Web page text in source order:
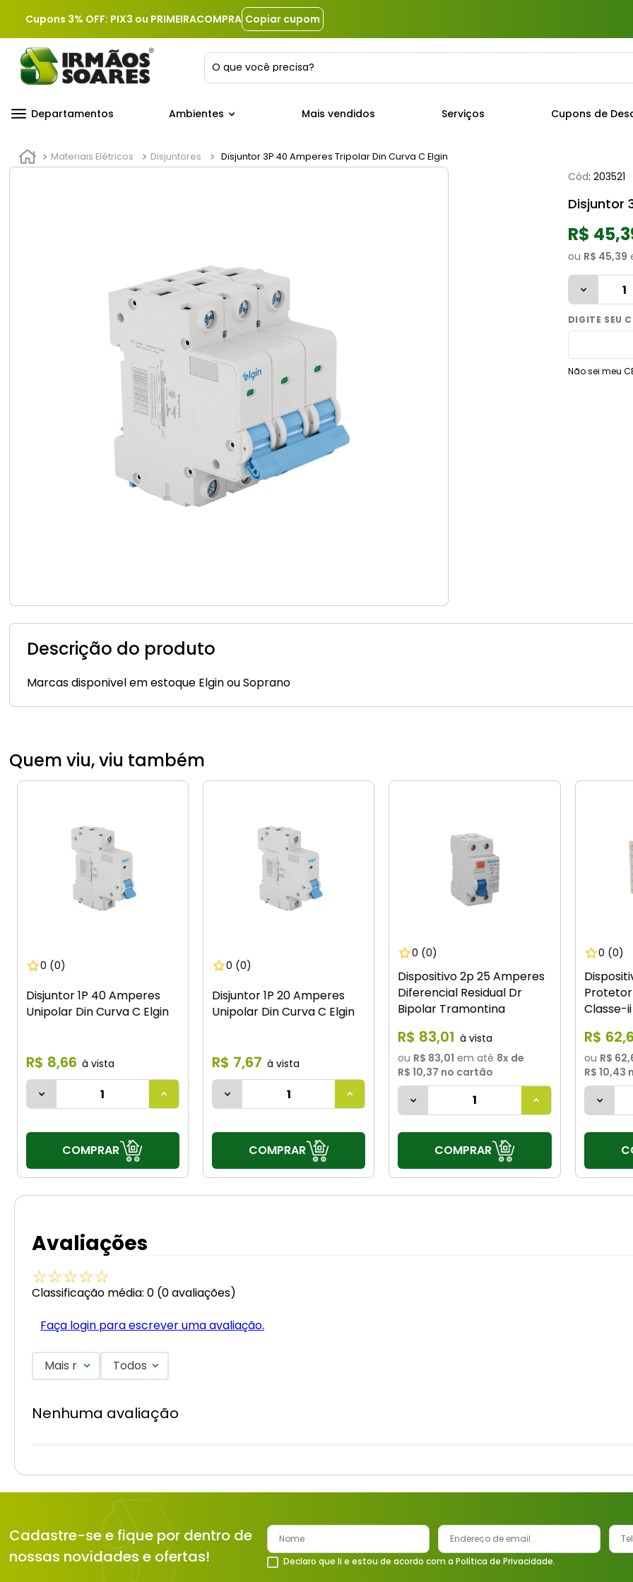
Cupons 3% OFF: PIX3 ou PRIMEIRACOMPRA Copiar cupom
O que você precisa?
Departamentos Ambientes Mais vendidos Serviços Cupons de
Materiais Elétricos Disjuntores Disjuntor 3P 40 Amperes Tripolar Din Curva C Elgin
Cód: 203521
Disjuntor
R$
ou R$ 45,39
Não sei meu
Descrição do produto
Marcas disponivel em estoque Elgin ou Soprano
Quem viu, viu também
0 (0)
Disjuntor 1P 40 Amperes
Unipolar Din Curva C Elgin
R$ 8,66
COMPRAR
0 (0)
Disjuntor 1P 20 Amperes
Unipolar Din Curva C Elgin
R$ 7,67
COMPRAR
0 (0)
Dispositivo 2p 25 Amperes
Diferencial Residual Dr
Bipolar Tramontina
R$ 83,01
ou R$ 83,01 em até 8x de
R$ 10,37 no cartão
COMPRAR
0 (0)
Protetor
Classe-
R$ 62,
ou R$
R$ 10,43
Avaliações
☆☆☆☆☆
Classificação média: 0 (0 avaliações)
Faça login para escrever uma avaliação.
Mais recentesTodos
Nenhuma avaliação
Cadastre-se e fique por dentro de
nossas novidades e ofertas!
Declaro que li e estou de acordo com a Política de Privacidade.
2º
porcelanato
9